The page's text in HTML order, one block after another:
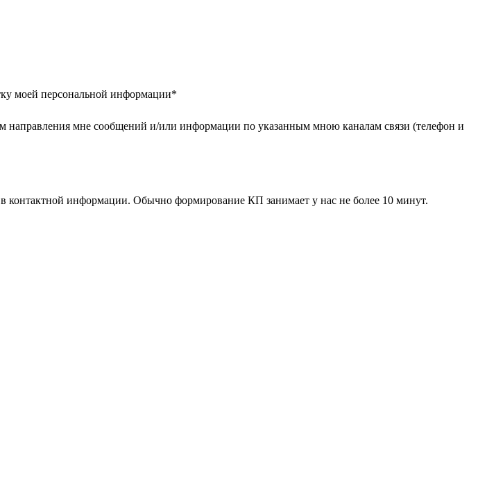
моей персональной информации*
мне сообщений и/или информации по указанным мною каналам связи (телефон и
контактной информации. Обычно формирование КП занимает у нас не более 10 минут.